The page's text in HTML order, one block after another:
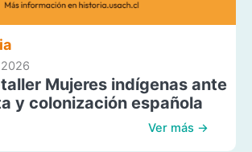
Mujeres indígenas ante
y colonización española
Ver más →